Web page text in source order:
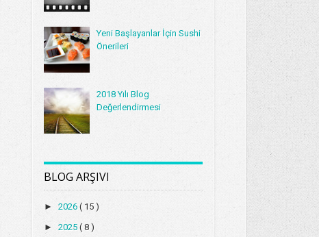
Yeni Başlayanlar İçin Sushi
Önerileri
2018 Yılı Blog
Değerlendirmesi
BLOG ARŞIVI
►2026( 15 )
►2025( 8 )